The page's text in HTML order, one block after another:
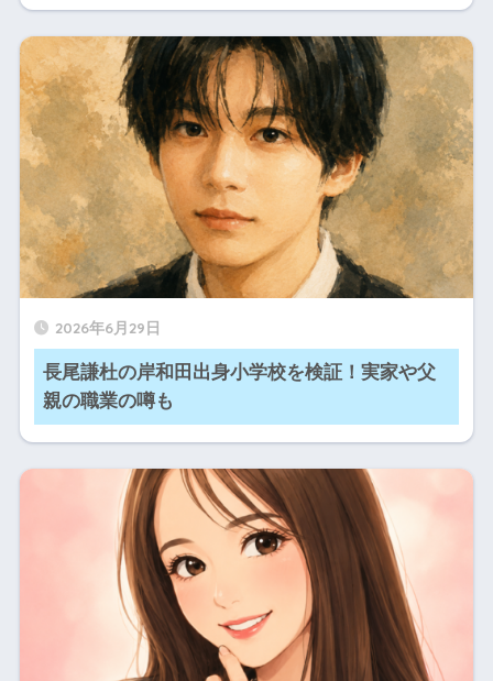
2026年6月29日
長尾謙杜の岸和田出身小学校を検証！実家や父
親の職業の噂も